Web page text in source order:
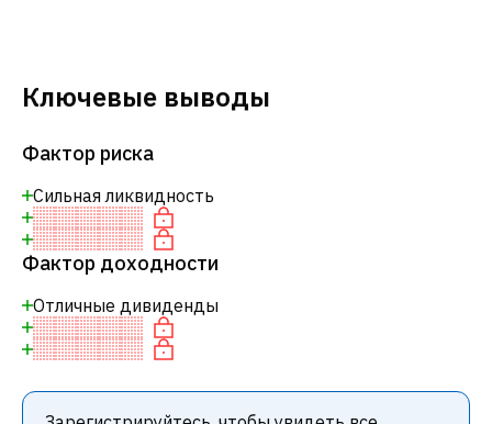
Ключевые выводы
Фактор риска
Сильная ликвидность
Фактор доходности
Отличные дивиденды